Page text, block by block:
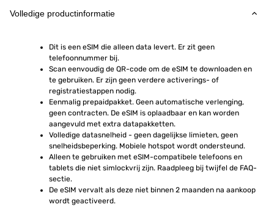
Volledige productinformatie
Dit is een eSIM die alleen data levert. Er zit geen
telefoonnummer bij.
Scan eenvoudig de QR-code om de eSIM te downloaden en
te gebruiken. Er zijn geen verdere activerings- of
registratiestappen nodig.
Eenmalig prepaidpakket. Geen automatische verlenging,
geen contracten. De eSIM is oplaadbaar en kan worden
aangevuld met extra datapakketten.
Volledige datasnelheid - geen dagelijkse limieten, geen
snelheidsbeperking. Mobiele hotspot wordt ondersteund.
Alleen te gebruiken met eSIM-compatibele telefoons en
tablets die niet simlockvrij zijn. Raadpleeg bij twijfel de FAQ-
sectie.
De eSIM vervalt als deze niet binnen 2 maanden na aankoop
wordt geactiveerd.